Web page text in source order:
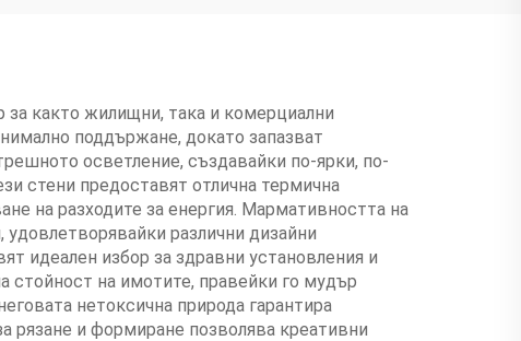
за както жилищни, така и комерциални
поддържане, докато запазват
осветление, създавайки по-ярки, по-
стени предоставят отлична термична
на разходите за енергия. Мармативността на
различни дизайни
идеален избор за здравни установления и
стойност на имотите, правейки го мудър
нетоксична природа гарантира
рязане и формиране позволява креативни